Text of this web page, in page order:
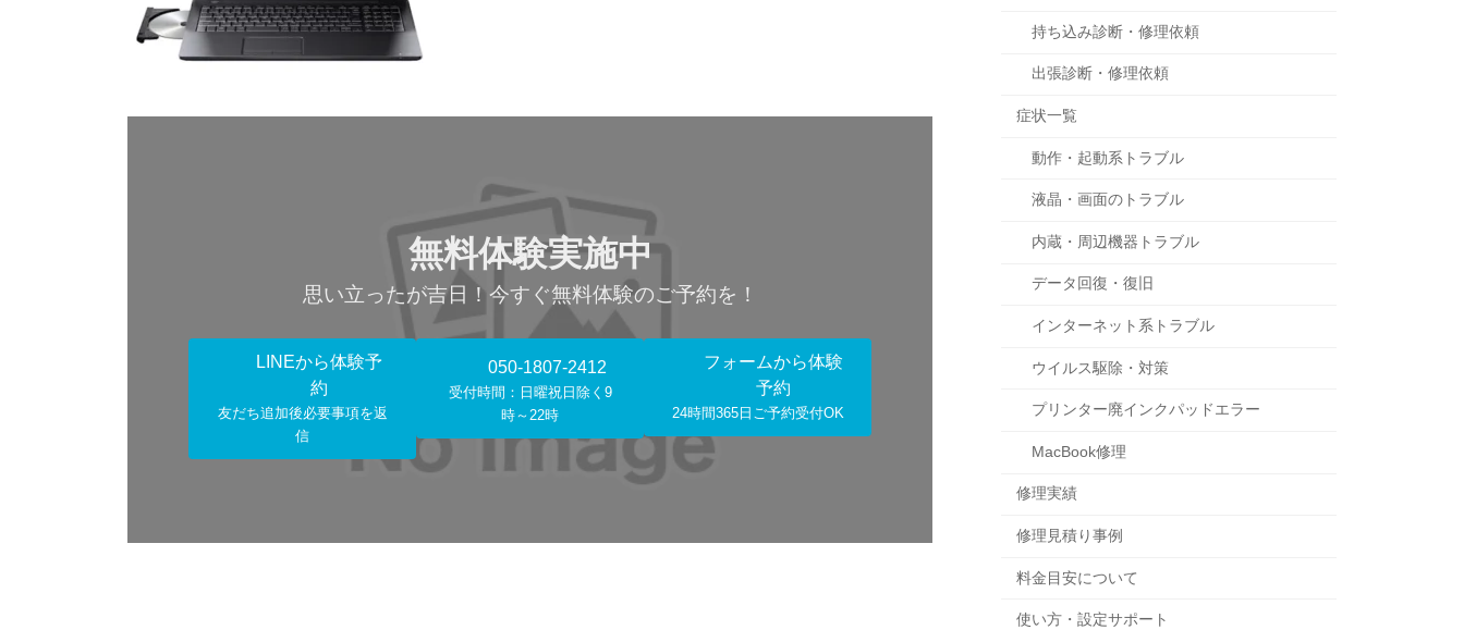
無料体験実施中
思い立ったが吉日！今すぐ無料体験のご予約を！
LINEから体験予
約
友だち追加後必要事項を返
信
050-1807-2412
受付時間：日曜祝日除く9
時～22時
フォームから体験
予約
24時間365日ご予約受付OK
持ち込み診断・修理依頼
出張診断・修理依頼
症状一覧
動作・起動系トラブル
液晶・画面のトラブル
内蔵・周辺機器トラブル
データ回復・復旧
インターネット系トラブル
ウイルス駆除・対策
プリンター廃インクパッドエラー
MacBook修理
修理実績
修理見積り事例
料金目安について
使い方・設定サポート